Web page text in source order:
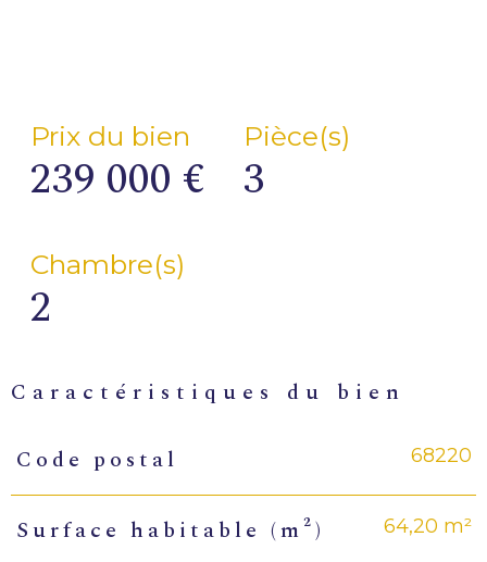
Prix du bien
239 000 €
Pièce(s)
3
Chambre(s)
2
caractéristiques du bien
Caractéristiques
Code postal 68220
Surface habitable (m²) 64,20 m²